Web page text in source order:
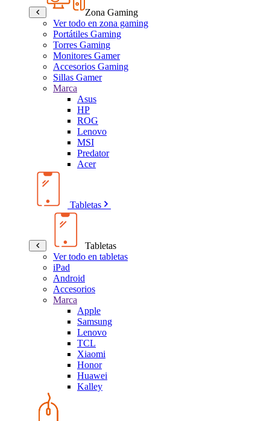
Zona Gaming
Ver todo en zona gaming
Portátiles Gaming
Torres Gaming
Monitores Gamer
Accesorios Gaming
Sillas Gamer
Marca
Asus
HP
ROG
Lenovo
MSI
Predator
Acer
Tabletas
Tabletas
Ver todo en tabletas
iPad
Android
Accesorios
Marca
Apple
Samsung
Lenovo
TCL
Xiaomi
Honor
Huawei
Kalley